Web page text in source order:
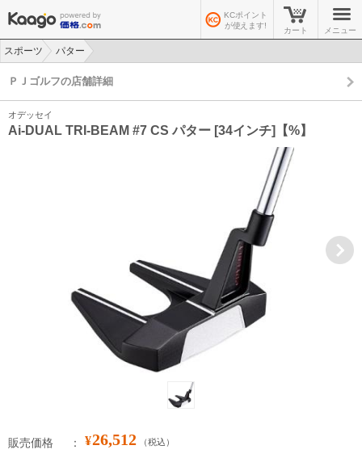
KCポイント
が使えます!
カート メニュー
スポーツ
パター
ＰＪゴルフの店舗詳細
オデッセイ
Ai-DUAL TRI-BEAM #7 CS パター [34インチ]【%】
販売価格 ¥26,512 （税込）